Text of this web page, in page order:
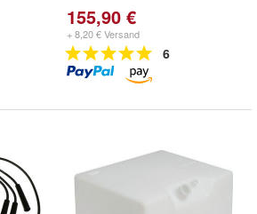
155,90 €
+ 8,20 € Versand
6